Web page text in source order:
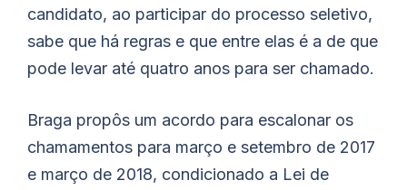
candidato, ao participar do processo seletivo,
sabe que há regras e que entre elas é a de que
pode levar até quatro anos para ser chamado.
Braga propôs um acordo para escalonar os
chamamentos para março e setembro de 2017
e março de 2018, condicionado a Lei de